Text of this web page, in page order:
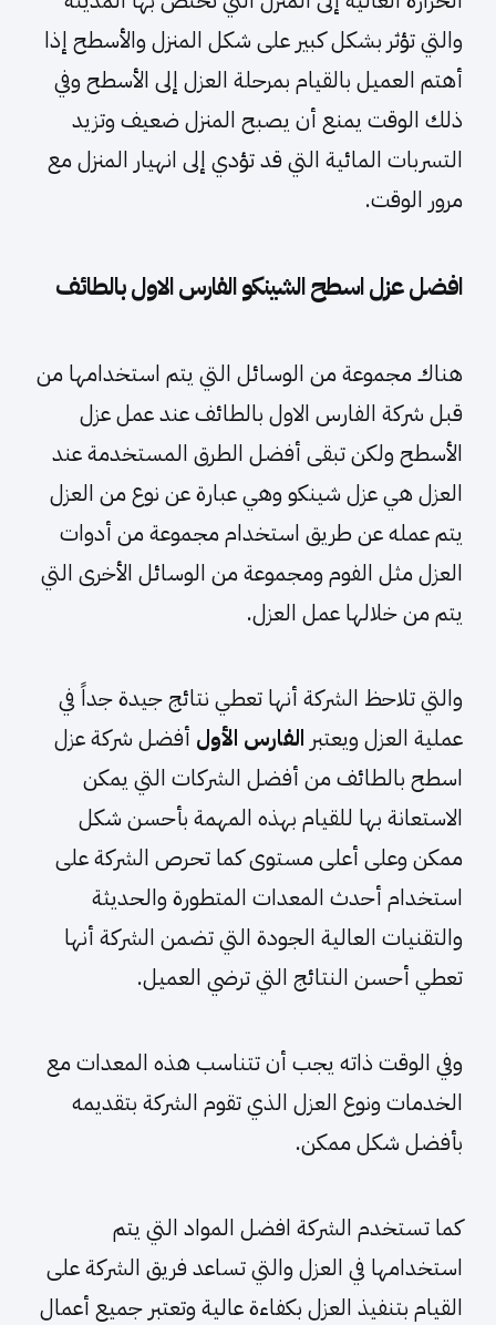
والتي تؤثر بشكل كبير على شكل المنزل والأسطح إذا
أهتم العميل بالقيام بمرحلة العزل إلى الأسطح وفي
ذلك الوقت يمنع أن يصبح المنزل ضعيف وتزيد
التسربات المائية التي قد تؤدي إلى انهيار المنزل مع
مرور الوقت.
افضل عزل اسطح الشينكو الفارس الاول بالطائف
هناك مجموعة من الوسائل التي يتم استخدامها من
قبل شركة الفارس الاول بالطائف عند عمل عزل
الأسطح ولكن تبقى أفضل الطرق المستخدمة عند
العزل هي عزل شينكو وهي عبارة عن نوع من العزل
يتم عمله عن طريق استخدام مجموعة من أدوات
العزل مثل الفوم ومجموعة من الوسائل الأخرى التي
يتم من خلالها عمل العزل.
والتي تلاحظ الشركة أنها تعطي نتائج جيدة جداً في
عملية العزل ويعتبر الفارس الأول أفضل شركة عزل
اسطح بالطائف من أفضل الشركات التي يمكن
الاستعانة بها للقيام بهذه المهمة بأحسن شكل
ممكن وعلى أعلى مستوى كما تحرص الشركة على
استخدام أحدث المعدات المتطورة والحديثة
والتقنيات العالية الجودة التي تضمن الشركة أنها
تعطي أحسن النتائج التي ترضي العميل.
وفي الوقت ذاته يجب أن تتناسب هذه المعدات مع
الخدمات ونوع العزل الذي تقوم الشركة بتقديمه
بأفضل شكل ممكن.
كما تستخدم الشركة افضل المواد التي يتم
استخدامها في العزل والتي تساعد فريق الشركة على
القيام بتنفيذ العزل بكفاءة عالية وتعتبر جميع أعمال